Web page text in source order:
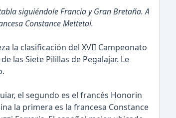
siguiéndole Francia y Gran Bretaña. A
Constance Mettetal.
la clasificación del XVII Campeonato
las Siete Pilillas de Pegalajar. Le
el segundo es el francés Honorin
la primera es la francesa Constance